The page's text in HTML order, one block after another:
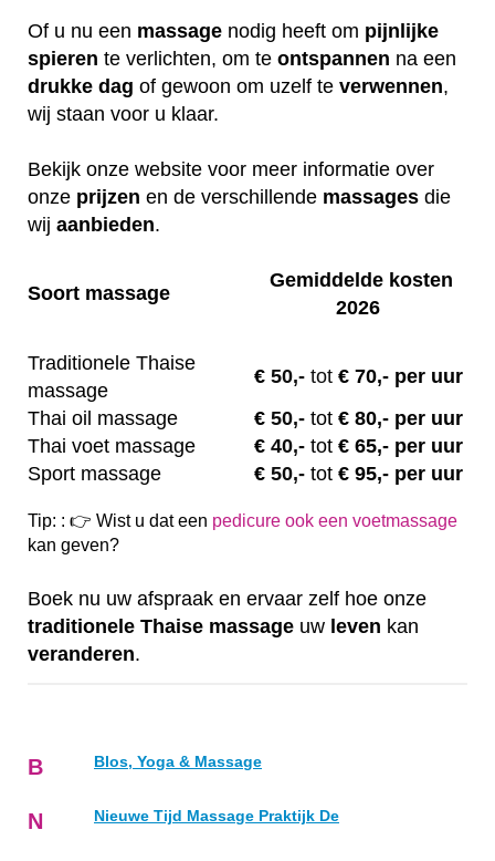
Of u nu een massage nodig heeft om pijnlijke
spieren te verlichten, om te ontspannen na een
drukke dag of gewoon om uzelf te verwennen,
wij staan voor u klaar.
Bekijk onze website voor meer informatie over
onze prijzen en de verschillende massages die
wij aanbieden.
Soort massage
Gemiddelde kosten
2026
Traditionele Thaise
massage
€ 50,- tot € 70,- per uur
Thai oil massage
€ 50,- tot € 80,- per uur
Thai voet massage
€ 40,- tot € 65,- per uur
Sport massage
€ 50,- tot € 95,- per uur
Tip: : 👉 Wist u dat een pedicure ook een voetmassage
kan geven?
Boek nu uw afspraak en ervaar zelf hoe onze
traditionele Thaise massage uw leven kan
veranderen.
B Blos, Yoga & Massage
N Nieuwe Tijd Massage Praktijk De